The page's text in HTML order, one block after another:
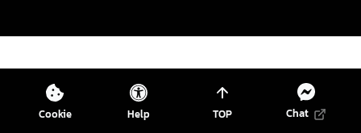
Cookie Help TOP Chat